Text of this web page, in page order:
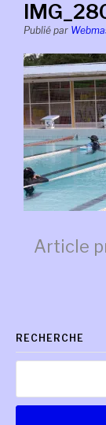
Publié par
Lire
Article
RECHERCHE